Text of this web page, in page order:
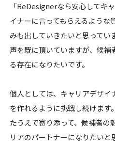
「ReDesignerなら安心してキ
イナーに言ってもらえるような
みも出していきたいと思ってい
声を既に頂いていますが、候
る存在になりたいです。
個人としては、キャリアデザ
を作れるように挑戦し続けます
たうえで寄り添って、候補者の
リアのパートナーになりたいと